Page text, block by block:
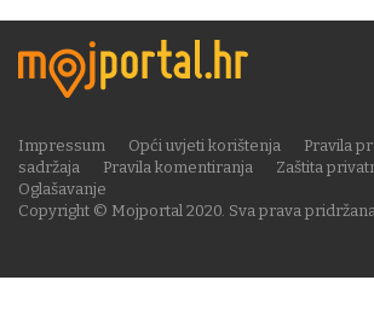
Copyright © Mojportal 2020. Sva prava pridržana.
Impressum Opći uvjeti korištenja
Pravila
sadržaja
Pravila komentiranja Zaštita
Oglašavanje